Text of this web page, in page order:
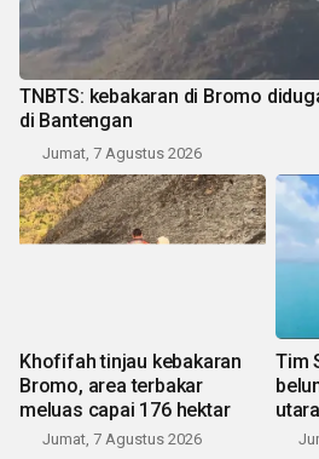
TNBTS: kebakaran di Bromo
di Bantengan
Jumat, 7 Agustus 2026
Khofifah tinjau kebakaran
Bromo, area terbakar
meluas capai 176 hektar
Jumat, 7 Agustus 2026
Tim